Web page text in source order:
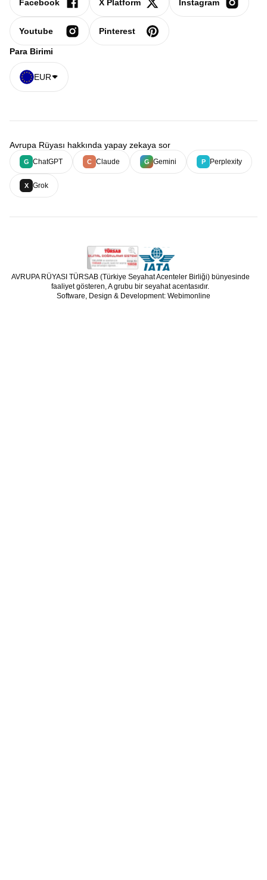
Facebook X Platform Instagram
Youtube Pinterest
Para Birimi
EUR
Avrupa Rüyası hakkında yapay zekaya sor
G ChatGPT C Claude G Gemini P Perplexity
X Grok
AVRUPA RÜYASI TÜRSAB (Türkiye Seyahat Acenteler Birliği) bünyesinde
faaliyet gösteren, A grubu bir seyahat acentasıdır.
Software, Design & Development: Webimonline